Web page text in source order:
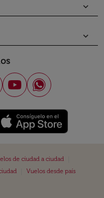
keyboard_arrow_down
keyboard_arrow_down
de ciudad a ciudad
Vuelos desde país